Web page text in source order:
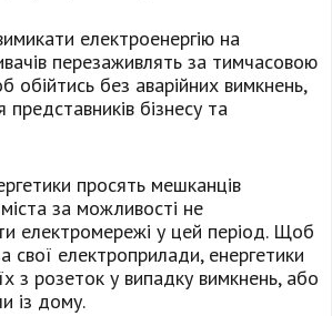
електроенергію на
перезаживлять за тимчасовою
без аварійних вимкнень,
представників бізнесу та
просять мешканців
за можливості не
електромережі у цей період. Щоб
свої електроприлади, енергетики
з розеток у випадку вимкнень, або
із дому.